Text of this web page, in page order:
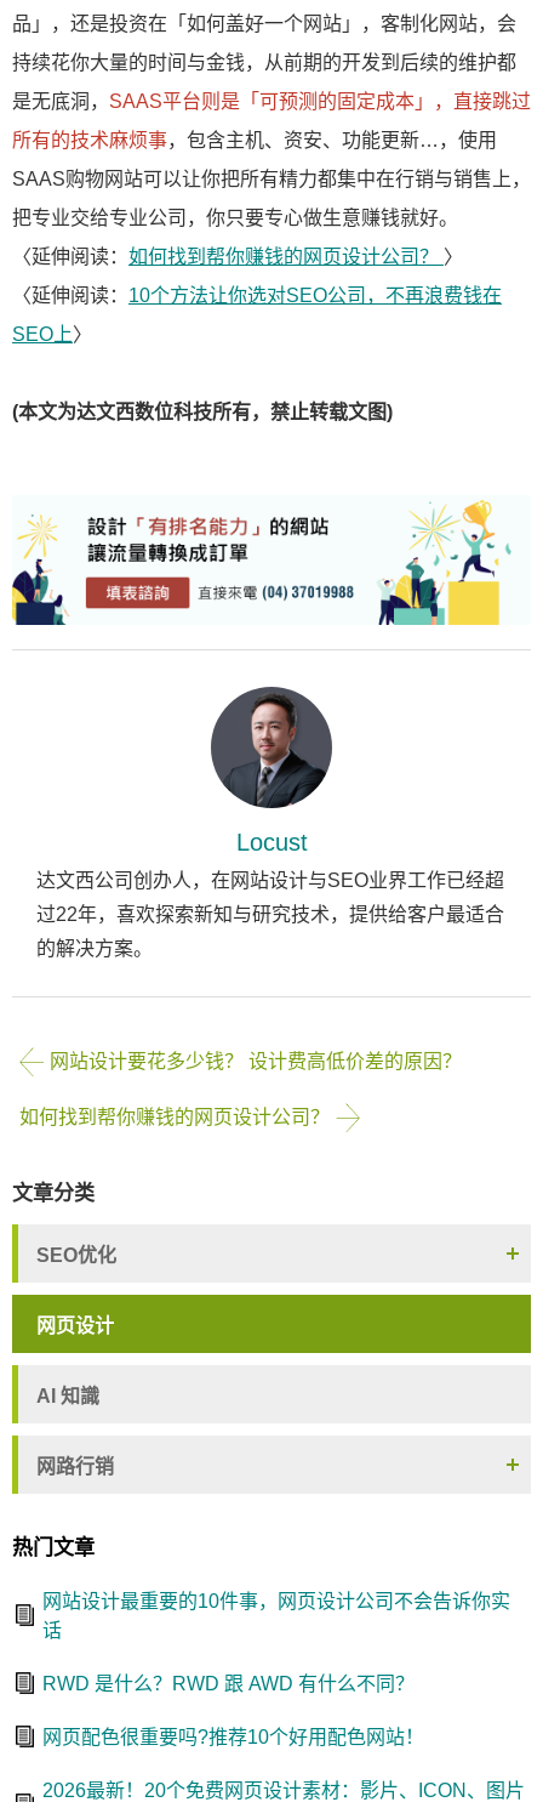
品」，还是投资在「如何盖好一个网站」，客制化网站，会
持续花你大量的时间与金钱，从前期的开发到后续的维护都
是无底洞， SAAS平台则是「可预测的固定成本」，直接跳过
所有的技术麻烦事，包含主机、资安、功能更新…，使用
SAAS购物网站可以让你把所有精力都集中在行销与销售上，
把专业交给专业公司，你只要专心做生意赚钱就好。
〈延伸阅读： 如何找到帮你赚钱的网页设计公司？ 〉
〈延伸阅读： 10个方法让你选对SEO公司，不再浪费钱在
SEO上〉
(本文为达文西数位科技所有，禁止转载文图)
Locust
达文西公司创办人，在网站设计与SEO业界工作已经超
过22年，喜欢探索新知与研究技术，提供给客户最适合
的解决方案。
网站设计要花多少钱？ 设计费高低价差的原因？
如何找到帮你赚钱的网页设计公司？
文章分类
SEO优化
网页设计
AI 知識
网路行销
热门文章
网站设计最重要的10件事，网页设计公司不会告诉你实
话
RWD 是什么？RWD 跟 AWD 有什么不同？
网页配色很重要吗?推荐10个好用配色网站！
2026最新！20个免费网页设计素材：影片、ICON、图片